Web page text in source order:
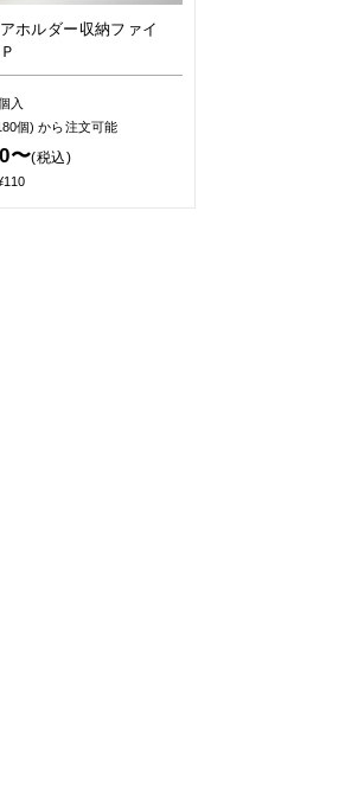
ホルダー収納ファイ
入
個)から注文可能
〜(税込)